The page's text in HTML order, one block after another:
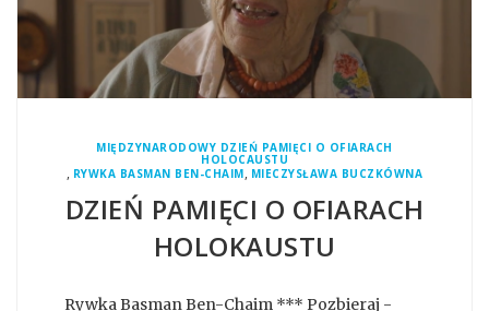
MIĘDZYNARODOWY DZIEŃ PAMIĘCI O OFIARACH
HOLOCAUSTU
, RYWKA BASMAN BEN-CHAIM, MIECZYSŁAWA BUCZKÓWNA
DZIEŃ PAMIĘCI O OFIARACH
HOLOKAUSTU
Rywka Basman Ben-Chaim *** Pozbieraj -